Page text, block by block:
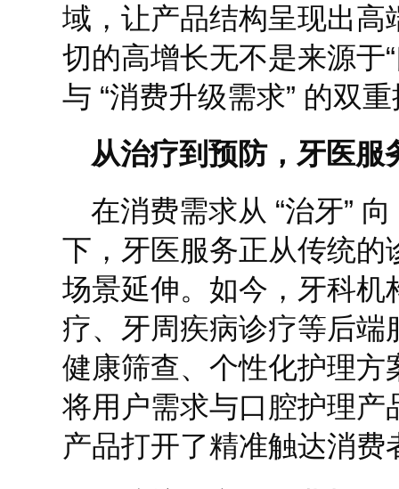
域，让产品结构呈现出高
切的高增长无不是来源于
与 “消费升级需求” 的双
从治疗到预防，牙医服
在消费需求从 “治牙”
下，牙医服务正从传统的
场景延伸。如今，牙科机
疗、牙周疾病诊疗等后端
健康筛查、个性化护理方
将用户需求与口腔护理产
产品打开了精准触达消费